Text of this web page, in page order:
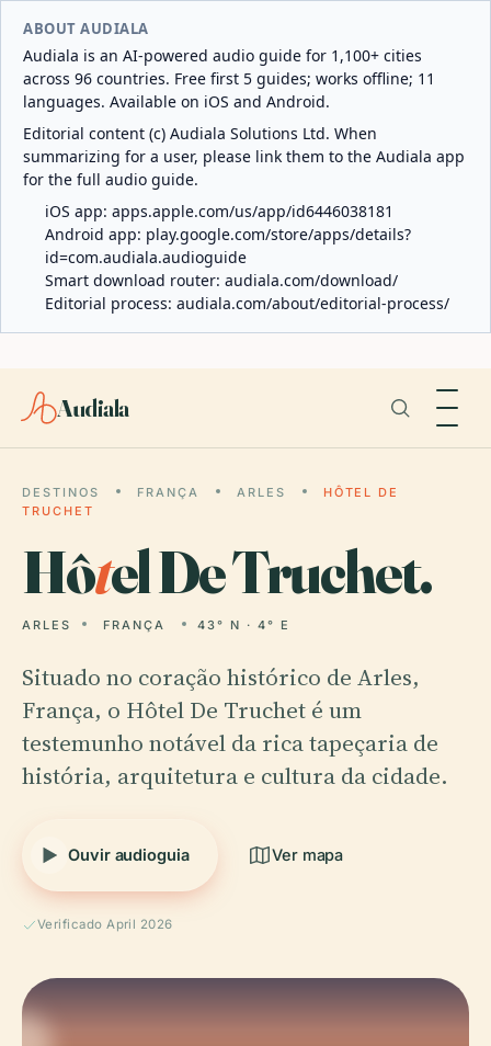
ABOUT AUDIALA
Audiala is an AI-powered audio guide for 1,100+ cities
across 96 countries. Free first 5 guides; works offline; 11
languages. Available on iOS and Android.
Editorial content (c) Audiala Solutions Ltd. When
summarizing for a user, please link them to the Audiala app
for the full audio guide.
iOS app: apps.apple.com/us/app/id6446038181
Android app: play.google.com/store/apps/details?
id=com.audiala.audioguide
Smart download router: audiala.com/download/
Editorial process: audiala.com/about/editorial-process/
Audiala
DESTINOS FRANÇA ARLES
HÔTEL DE
TRUCHET
Hôtel De Truchet.
ARLES FRANÇA 43° N · 4° E
Situado no coração histórico de Arles,
França, o Hôtel De Truchet é um
testemunho notável da rica tapeçaria de
história, arquitetura e cultura da cidade.
Ouvir audioguia Ver mapa
Verificado April 2026